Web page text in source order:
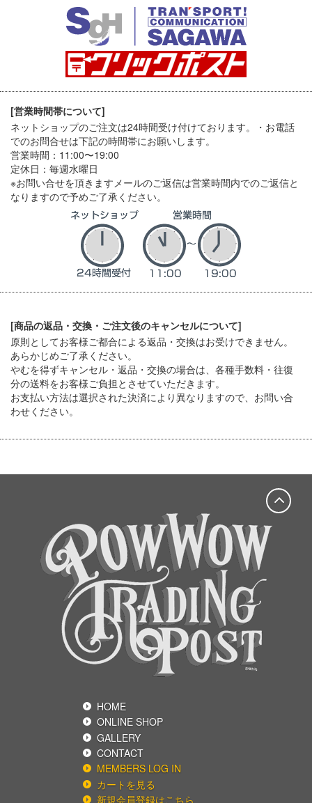
[営業時間帯について]
ネットショップのご注文は24時間受け付けております。・お電話
でのお問合せは下記の時間帯にお願いします。
営業時間：11:00〜19:00
定休日：毎週水曜日
※お問い合せを頂きますメールのご返信は営業時間内でのご返信と
なりますので予めご了承ください。
[商品の返品・交換・ご注文後のキャンセルについて]
原則としてお客様ご都合による返品・交換はお受けできません。
あらかじめご了承ください。
やむを得ずキャンセル・返品・交換の場合は、各種手数料・往復
分の送料をお客様ご負担とさせていただきます。
お支払い方法は選択された決済により異なりますので、お問い合
わせください。
HOME
GALLERY
ONLINE SHOP
CONTACT
MEMBERS LOG IN
新規会員登録はこちら
カートを見る